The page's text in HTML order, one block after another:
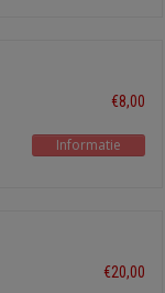
€8,00
Informatie
€20,00